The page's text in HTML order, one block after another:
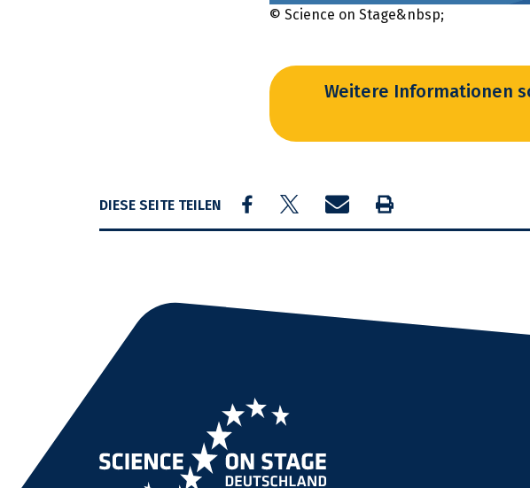
© Science on Stage&nbsp;
Weitere Informationen
DIESE SEITE TEILEN Share on Facebook
Share on Twitter
Share by email
Drucken